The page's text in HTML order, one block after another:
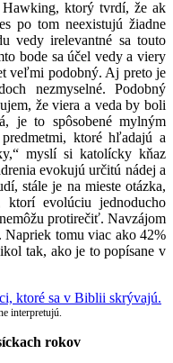
ktorý tvrdí, že ak
po tom neexistujú žiadne
vedy irelevantné sa touto
bode sa účel vedy a viery
veľmi podobný. Aj preto je
nezmyselné. Podobný
že viera a veda by boli
je to spôsobené mylným
ktoré hľadajú a
myslí si katolícky kňaz
evokujú určitú nádej a
stále je na mieste otázka,
evolúciu jednoducho
protirečiť. Navzájom
Napriek tomu viac ako 42%
tak, ako je to popísane v
interpretujú.
rokov